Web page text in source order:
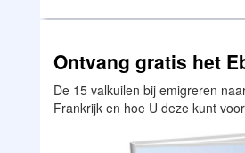
Ontvang gratis het
De 15 valkuilen bij emigreren
Frankrijk en hoe U deze kunt